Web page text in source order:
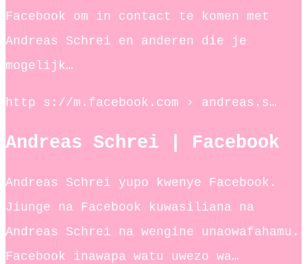
Facebook om in contact te komen met
Andreas Schrei en anderen die je
mogelijk…
http s://m.facebook.com › andreas.s…
Andreas Schrei | Facebook
Andreas Schrei yupo kwenye Facebook.
Jiunge na Facebook kuwasiliana na
Andreas Schrei na wengine unaowafahamu.
Facebook inawapa watu uwezo wa…